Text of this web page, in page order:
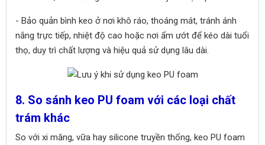
- Bảo quản bình keo ở nơi khô ráo, thoáng mát, tránh ánh
nắng trực tiếp, nhiệt độ cao hoặc nơi ẩm ướt để kéo dài tuổi
thọ, duy trì chất lượng và hiệu quả sử dụng lâu dài.
8. So sánh keo PU foam với các loại chất
trám khác
So với xi măng, vữa hay silicone truyền thống, keo PU foam